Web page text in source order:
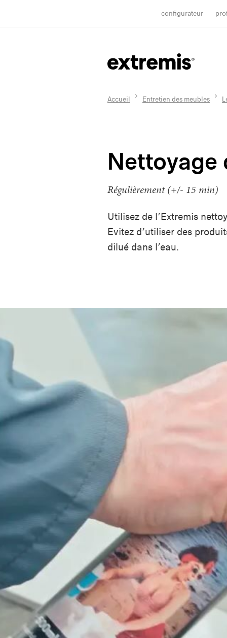
configurateur
Accueil Entretien des meubles
Nettoyage
Régulièrement (+/- 15 min)
Utilisez de l’Extremis
Evitez d’utiliser des
dilué dans l’eau.